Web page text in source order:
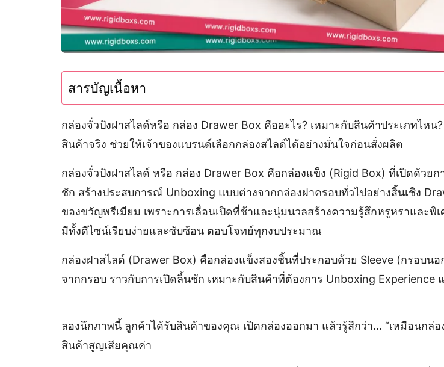
สารบัญเนื้อหา
กล่องจั่วปังฝาสไลด์หรือ กล่อง Drawer Box คืออะไร? เหมาะกับสินค้าประเภทไห
สินค้าจริง ช่วยให้เจ้าของแบรนด์เลือกกล่องสไลด์ได้อย่างมั่นใจก่อนสั่งผลิต
กล่องจั่วปังฝาสไลด์ หรือ กล่อง Drawer Box คือกล่องแข็ง (Rigid Box) ที่เปิดด้ว
ชัก สร้างประสบการณ์ Unboxing แบบต่างจากกล่องฝาครอบทั่วไปอย่างสิ้นเชิง
ของขวัญพรีเมียม เพราะการเลื่อนเปิดที่ช้าและนุ่มนวลสร้างความรู้สึกหรูหราและ
มีทั้งดีไซน์เรียบง่ายและซับซ้อน ตอบโจทย์ทุกงบประมาณ
กล่องฝาสไลด์ (Drawer Box) คือกล่องแข็งสองชิ้นที่ประกอบด้วย Sleeve (กรอบน
จากกรอบ ราวกับการเปิดลิ้นชัก เหมาะกับสินค้าที่ต้องการ Unboxing Experience
ลองนึกภาพนี้ ลูกค้าได้รับสินค้าของคุณ เปิดกล่องออกมา แล้วรู้สึกว่า… “เหมือน
สินค้าสูญเสียคุณค่า